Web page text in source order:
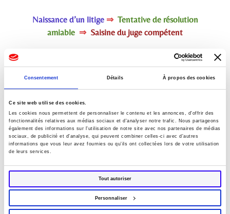
Consentement Détails À propos des cookies
Ce site web utilise des cookies.
Les cookies nous permettent de personnaliser le contenu et les annonces, d'offrir des
fonctionnalités relatives aux médias sociaux et d'analyser notre trafic. Nous partageons
également des informations sur l'utilisation de notre site avec nos partenaires de médias
sociaux, de publicité et d'analyse, qui peuvent combiner celles-ci avec d'autres
informations que vous leur avez fournies ou qu'ils ont collectées lors de votre utilisation
de leurs services.
Tout autoriser
Personnaliser
Naissance d’un litige ⇒ Tentative de résolution
amiable ⇒ Saisine du juge compétent
La CONCILIATION est"un p
rocessus structuré par
lequel deux ou plusieurs parties tentent de parvenir à
un accord en vue de la résolution amiable de leurs
différends".
=>La conciliation peut être menée avec l'aide d'un
conciliateur de justice. Ce type de conciliation est
Elle peut aussi être menée par un juge car il entre
dans l'office de tout juge judiciaire une mission de
conciliation.